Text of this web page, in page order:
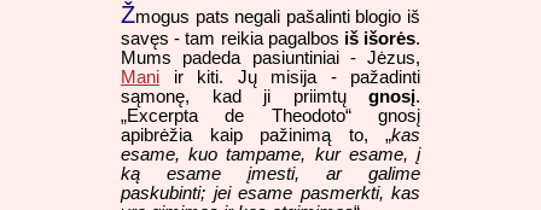
Žmogus pats negali pašalinti blogio iš
savęs - tam reikia pagalbos iš išorės.
Mums padeda pasiuntiniai - Jėzus,
Mani ir kiti. Jų misija - pažadinti
sąmonę, kad ji priimtų gnosį.
„Excerpta de Theodoto“ gnosį
apibrėžia kaip pažinimą to, „kas
esame, kuo tampame, kur esame, į
ką esame įmesti, ar galime
paskubinti; jei esame pasmerkti, kas